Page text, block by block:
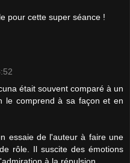
pour cette super séance !
était souvent comparé à un
le comprend à sa façon et en
essaie de l'auteur à faire une
rôle. Il suscite des émotions
à la répulsion.